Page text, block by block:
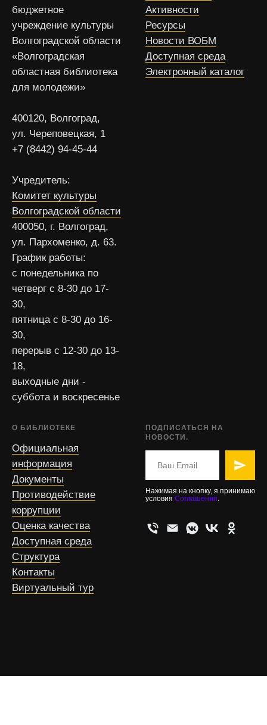
бюджетное
учреждение культуры
Волгоградской области
«Волгоградская
областная библиотека
для молодежи»
400120, Волгоград,
ул. Череповецкая, 1
+7 (8442) 94-45-44
Учредитель:
Комитет культуры
Волгоградской области
400050, г. Волгоград,
ул. Пархоменко, д. 63.
График работы:
с понедельника по
четверг с 8-30 до 17-
30,
пятница с 8-30 до 16-
30,
перерыв с 12-30 до 13-
18,
выходные дни -
суббота и воскресенье
Активности
Ресурсы
Новости ВОБМ
Доступная среда
Электронный каталог
О БИБЛИОТЕКЕ
Официальная
информация
Документы
Противодействие
коррупции
Оценка качества
Доступная среда
Структура
Контакты
Виртуальный тур
ПОДПИСАТЬСЯ НА
НОВОСТИ.
Нажимая на кнопку, я принимаю
условия Соглашения.